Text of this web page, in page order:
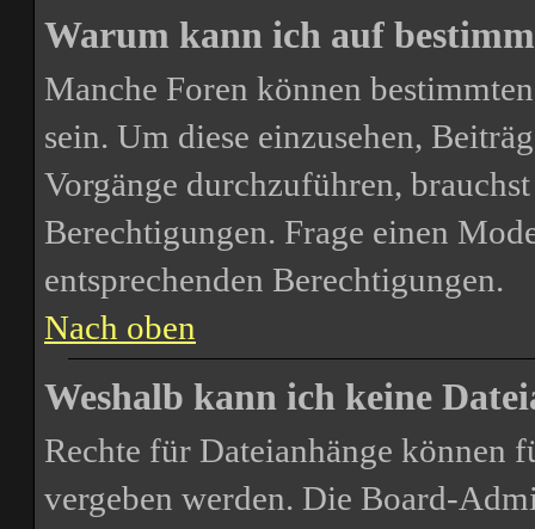
Warum kann ich auf
Manche Foren können
sein. Um diese einzusehen,
Vorgänge durchzuführen,
Berechtigungen. Frage einen
entsprechenden Berechtigungen.
Nach oben
Weshalb kann ich keine
Rechte für Dateianhänge können
vergeben werden. Die Board-